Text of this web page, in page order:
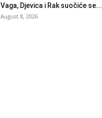
Vaga, Djevica i Rak suočiće se...
August 8, 2026